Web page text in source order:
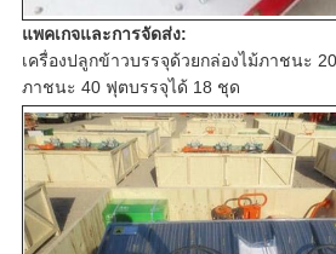
แพคเกจและการจัดส่ง:
เครื่องปลูกข้าวบรรจุด้วยกล่องไม้ภาชนะ
ภาชนะ 40 ฟุตบรรจุได้ 18 ชุด